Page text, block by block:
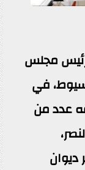
مجلس
في
عدد من